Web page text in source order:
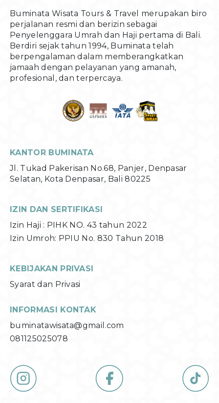
Buminata Wisata Tours & Travel merupakan biro
perjalanan resmi dan berizin sebagai
Penyelenggara Umrah dan Haji pertama di Bali.
Berdiri sejak tahun 1994, Buminata telah
berpengalaman dalam memberangkatkan
jamaah dengan pelayanan yang amanah,
profesional, dan terpercaya.
KANTOR BUMINATA
Jl. Tukad Pakerisan No.68, Panjer, Denpasar
Selatan, Kota Denpasar, Bali 80225
IZIN DAN SERTIFIKASI
Izin Haji : PIHK NO. 43 tahun 2022
Izin Umroh: PPIU No. 830 Tahun 2018
KEBIJAKAN PRIVASI
Syarat dan Privasi
INFORMASI KONTAK
buminatawisata@gmail.com
081125025078